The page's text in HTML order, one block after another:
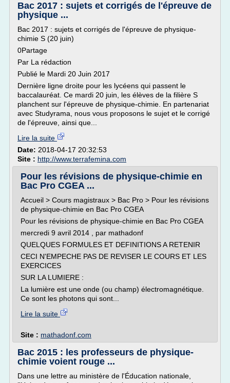
Bac 2017 : sujets et corrigés de l'épreuve de
physique ...
Bac 2017 : sujets et corrigés de l'épreuve de physique-
chimie S (20 juin)
0Partage
Par La rédaction
Publié le Mardi 20 Juin 2017
Dernière ligne droite pour les lycéens qui passent le
baccalauréat. Ce mardi 20 juin, les élèves de la filière S
planchent sur l'épreuve de physique-chimie. En partenariat
avec Studyrama, nous vous proposons le sujet et le corrigé
de l'épreuve, ainsi que...
Lire la suite
Date: 2018-04-17 20:32:53
Site : http://www.terrafemina.com
Pour les révisions de physique-chimie en
Bac Pro CGEA ...
Accueil > Cours magistraux > Bac Pro > Pour les révisions
de physique-chimie en Bac Pro CGEA
Pour les révisions de physique-chimie en Bac Pro CGEA
mercredi 9 avril 2014 , par mathadonf
QUELQUES FORMULES ET DEFINITIONS A RETENIR
CECI N'EMPECHE PAS DE REVISER LE COURS ET LES
EXERCICES
SUR LA LUMIERE :
La lumière est une onde (ou champ) électromagnétique.
Ce sont les photons qui sont...
Lire la suite
Site : mathadonf.com
Bac 2015 : les professeurs de physique-
chimie voient rouge ...
Dans une lettre au ministère de l'Éducation nationale,